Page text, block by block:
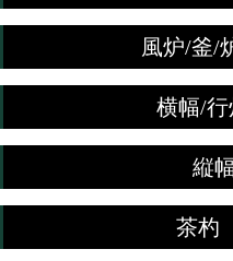
風炉/釜/
横幅/
縦
茶杓